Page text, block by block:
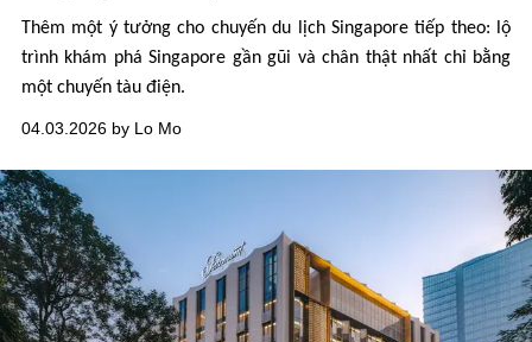
Thêm một ý tưởng cho chuyến du lịch Singapore tiếp theo: lộ
trình khám phá Singapore gần gũi và chân thật nhất chỉ bằng
một chuyến tàu điện.
04.03.2026 by Lo Mo